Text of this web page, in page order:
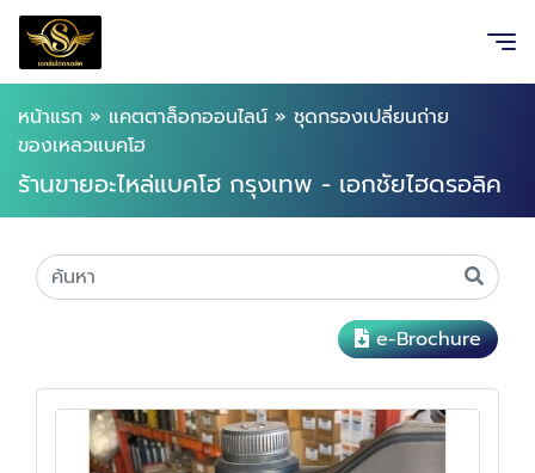
หน้าแรก » แคตตาล็อกออนไลน์ » ชุดกรองเปลี่ยนถ่าย
ของเหลวแบคโฮ
ร้านขายอะไหล่แบคโฮ กรุงเทพ - เอกชัยไฮดรอลิค
e-Brochure